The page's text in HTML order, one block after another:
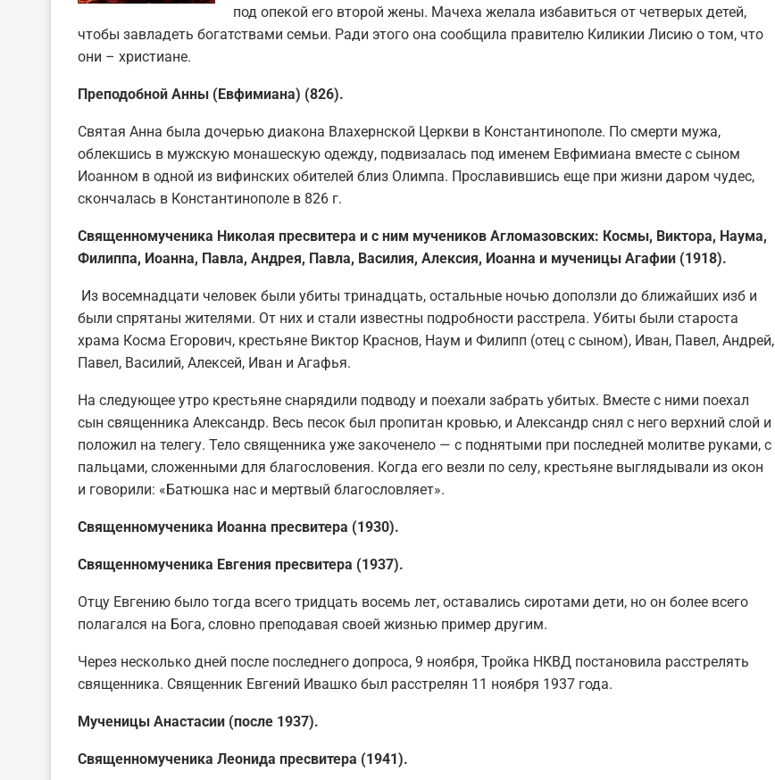
под опекой его второй жены. Мачеха желала избавиться от четверых детей,
чтобы завладеть богатствами семьи. Ради этого она сообщила правителю Киликии Лисию о том, что
они – христиане.
Преподобной Анны (Евфимиана) (826).
Святая Анна была дочерью диакона Влахернской Церкви в Константинополе. По смерти мужа,
облекшись в мужскую монашескую одежду, подвизалась под именем Евфимиана вместе с сыном
Иоанном в одной из вифинских обителей близ Олимпа. Прославившись еще при жизни даром чудес,
скончалась в Константинополе в 826 г.
Священномученика Николая пресвитера и с ним мучеников Агломазовских: Космы, Виктора, Наума,
Филиппа, Иоанна, Павла, Андрея, Павла, Василия, Алексия, Иоанна и мученицы Агафии (1918).
Из восемнадцати человек были убиты тринадцать, остальные ночью доползли до ближайших изб и
были спрятаны жителями. От них и стали известны подробности расстрела. Убиты были староста
храма Косма Егорович, крестьяне Виктор Краснов, Наум и Филипп (отец с сыном), Иван, Павел, Андрей,
Павел, Василий, Алексей, Иван и Агафья.
На следующее утро крестьяне снарядили подводу и поехали забрать убитых. Вместе с ними поехал
сын священника Александр. Весь песок был пропитан кровью, и Александр снял с него верхний слой и
положил на телегу. Тело священника уже закоченело — с поднятыми при последней молитве руками, с
пальцами, сложенными для благословения. Когда его везли по селу, крестьяне выглядывали из окон
и говорили: «Батюшка нас и мертвый благословляет».
Священномученика Иоанна пресвитера (1930).
Священномученика Евгения пресвитера (1937).
Отцу Евгению было тогда всего тридцать восемь лет, оставались сиротами дети, но он более всего
полагался на Бога, словно преподавая своей жизнью пример другим.
Через несколько дней после последнего допроса, 9 ноября, Тройка НКВД постановила расстрелять
священника. Священник Евгений Ивашко был расстрелян 11 ноября 1937 года.
Мученицы Анастасии (после 1937).
Священномученика Леонида пресвитера (1941).